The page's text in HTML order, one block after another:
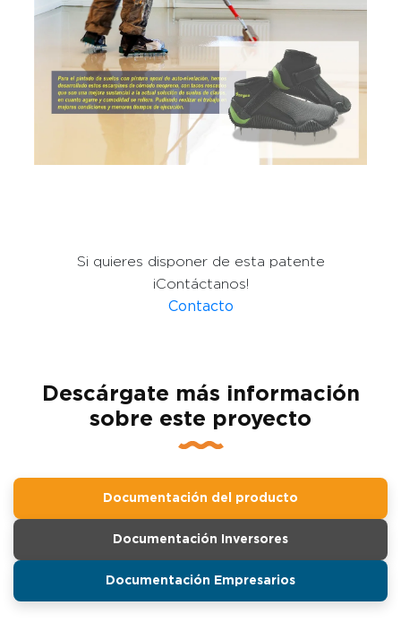
Si quieres disponer de esta patente
¡Contáctanos!
Contacto
Descárgate más información
sobre este proyecto
Documentación del producto
Documentación Inversores
Documentación Empresarios